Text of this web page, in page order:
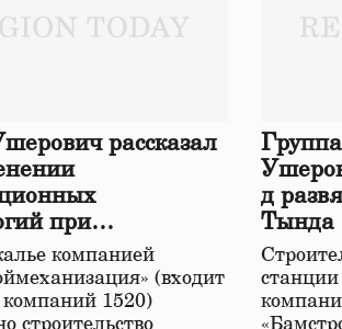
рассказал
при
нового моста
компанией
(входит
компаний 1520)
строительство
д
Тында